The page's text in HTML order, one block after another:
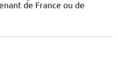
de France ou de